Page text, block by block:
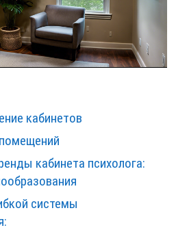
кабинетов
кабинета психолога:
системы